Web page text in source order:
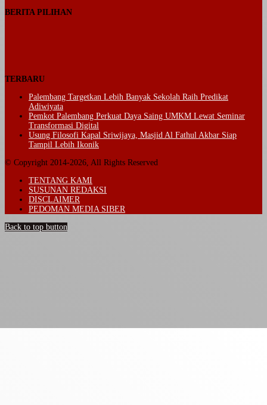
BERITA PILIHAN
TERBARU
Palembang Targetkan Lebih Banyak Sekolah Raih Predikat
Adiwiyata
Pemkot Palembang Perkuat Daya Saing UMKM Lewat Seminar
Transformasi Digital
Usung Filosofi Kapal Sriwijaya, Masjid Al Fathul Akbar Siap
Tampil Lebih Ikonik
© Copyright 2014-2026, All Rights Reserved
TENTANG KAMI
SUSUNAN REDAKSI
DISCLAIMER
PEDOMAN MEDIA SIBER
Back to top button